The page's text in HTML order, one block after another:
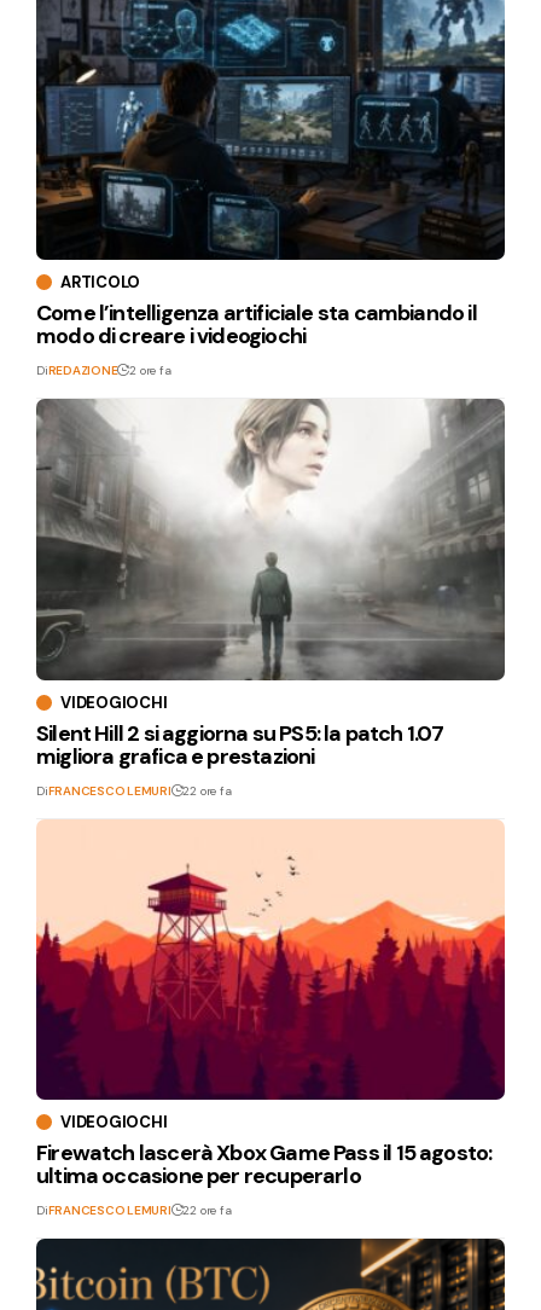
ARTICOLO
Come l’intelligenza artificiale sta cambiando il
modo di creare i videogiochi
DiREDAZIONE 2 ore fa
VIDEOGIOCHI
Silent Hill 2 si aggiorna su PS5: la patch 1.07
migliora grafica e prestazioni
DiFRANCESCO LEMURI 22 ore fa
VIDEOGIOCHI
Firewatch lascerà Xbox Game Pass il 15 agosto:
ultima occasione per recuperarlo
DiFRANCESCO LEMURI 22 ore fa